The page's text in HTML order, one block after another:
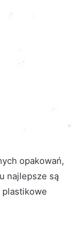
opakowań,
najlepsze są
plastikowe